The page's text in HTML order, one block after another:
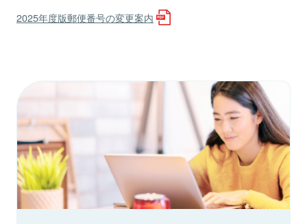
2025年度版郵便番号の変更案内